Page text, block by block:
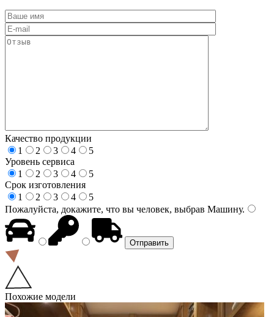
Качество продукции
1
2 3 4
5
Уровень сервиса
1
2 3 4
5
Срок изготовления
1
2 3 4
5
Пожалуйста, докажите, что вы человек, выбрав Машину.
Похожие модели